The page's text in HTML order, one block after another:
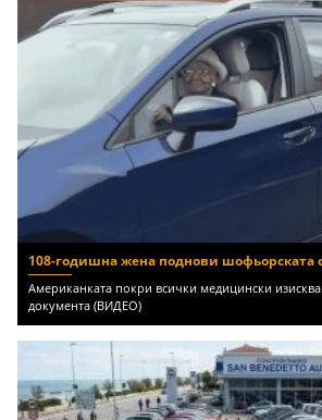
108-годишна жена поднови шофьорската
Американката покри всички медицински
документа (ВИДЕО)